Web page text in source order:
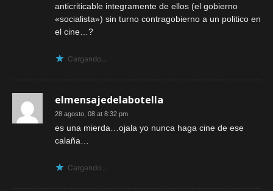
anticriticable integramente de ellos (el gobierno
«socialista») sin turno contragobierno a un politico en
el cine…?
Cargando...
elmensajedelabotella
28 agosto, 08 at 8:32 pm
es una mierda…ojala yo nunca haga cine de ese
calaña…
Cargando...